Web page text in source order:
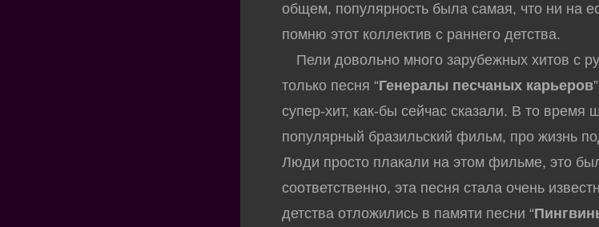
общем, популярность была самая, что ни на
помню этот коллектив с раннего детства.
Пели довольно много зарубежных хитов с
только песня “Генералы песчаных карьеров
супер-хит, как-бы сейчас сказали. В то
популярный бразильский фильм, про жизнь
Люди просто плакали на этом фильме, это
соответственно, эта песня стала очень
детства отложились в памяти песни “